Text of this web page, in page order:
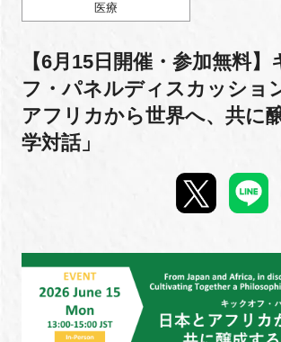
新規登録
イベント
ニュース・掲示板
LINK-Jを知る
医療
【6月15日開催・参加無料】
フ・パネルディスカッショ
アフリカから世界へ、共に
学対話」